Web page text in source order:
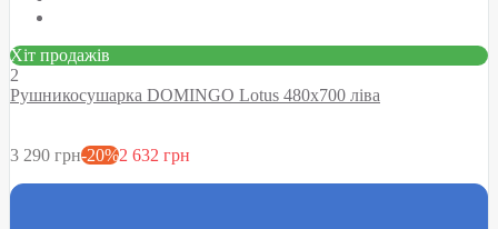
Хіт продажів
2
Рушникосушарка DOMINGO Lotus 480х700 ліва
3 290 грн-20%2 632 грн